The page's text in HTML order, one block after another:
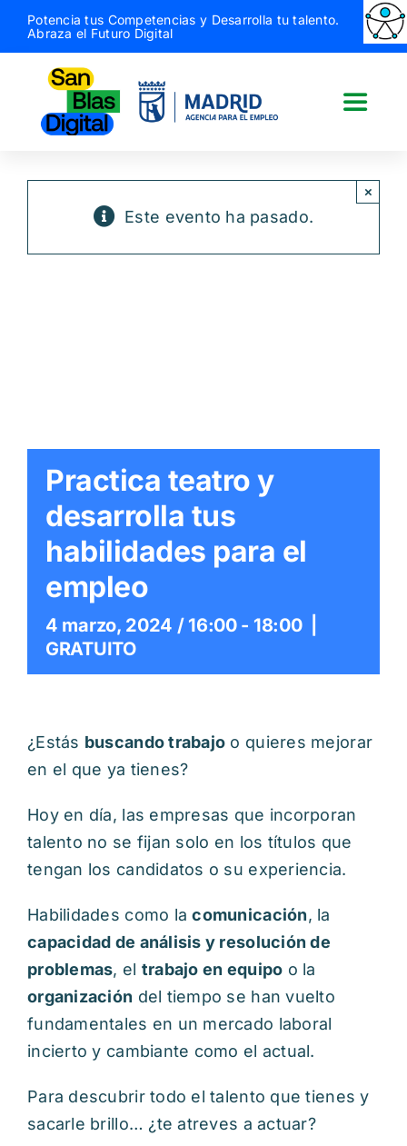
Saltar
contenido
Potencia tus Competencias y Desarrolla tu talento.
Abraza el Futuro Digital
Toggle
Quiénes somos
Mediateca
Contacto
Buscar:
Este evento ha pasado.
×
Practica teatro y
desarrolla tus
habilidades para el
empleo
4 marzo, 2024 / 16:00- 18:00
GRATUITO
¿Estás buscando trabajo o quieres mejorar
en el que ya tienes?
Hoy en día, las empresas que incorporan
talento no se fijan solo en los títulos que
tengan los candidatos o su experiencia.
Habilidades como lacomunicación, la
capacidad de análisis y resolución de
problemas, el trabajo en equipo o la
organización del tiempo se han vuelto
fundamentales en un mercado laboral
incierto y cambiante como el actual.
Para descubrir todo el talento que tienes y
sacarle brillo… ¿te atreves a actuar?